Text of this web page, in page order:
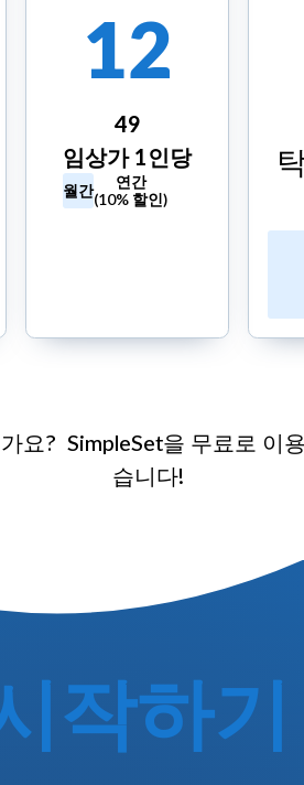
12
49
임상가 1인당
월간
연간
(10% 할인)
요? SimpleSet을 무료로 이
습니다!
작하기